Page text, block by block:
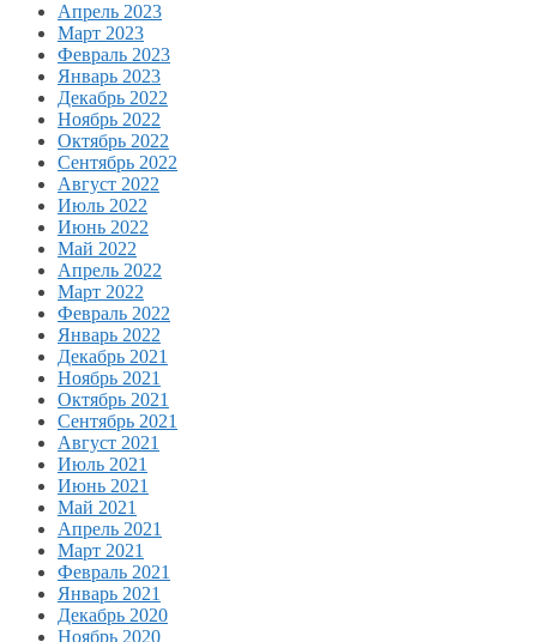
Апрель 2023
Март 2023
Февраль 2023
Январь 2023
Декабрь 2022
Ноябрь 2022
Октябрь 2022
Сентябрь 2022
Август 2022
Июль 2022
Июнь 2022
Май 2022
Апрель 2022
Март 2022
Февраль 2022
Январь 2022
Декабрь 2021
Ноябрь 2021
Октябрь 2021
Сентябрь 2021
Август 2021
Июль 2021
Июнь 2021
Май 2021
Апрель 2021
Март 2021
Февраль 2021
Январь 2021
Декабрь 2020
Ноябрь 2020